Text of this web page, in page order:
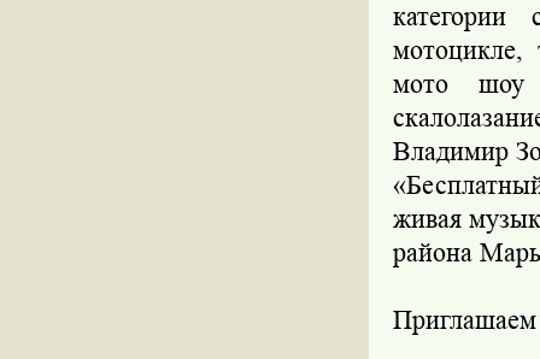
категории
мотоцикле,
мото шоу
Владимир
живая
района
Приглашаем